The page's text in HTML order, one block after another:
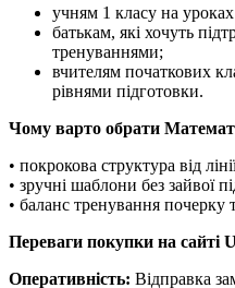
учням 1 класу на
батькам, які хочуть
тренуваннями;
вчителям початкових
рівнями підготовки.
Чому варто обрати
• покрокова структура від
• зручні шаблони без зайвої
• баланс тренування почерку
Переваги покупки на сайті
Оперативність: Відправка